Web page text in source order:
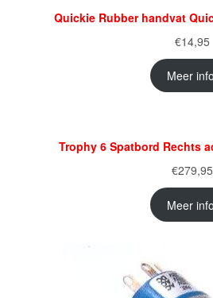
Quickie Rubber handvat
€14,95
Meer
Trophy 6 Spatbord Rechts
€279,95
Meer